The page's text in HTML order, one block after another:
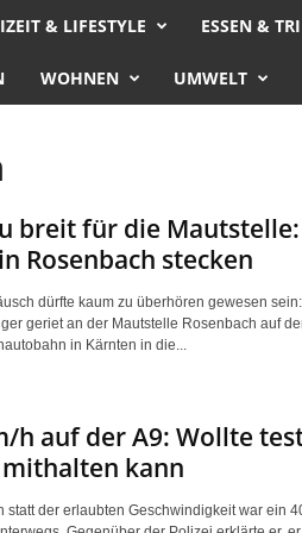
& LIFESTYLE ESSEN &
WOHNEN UMWELT
breit für die Mautstelle:
Rosenbach stecken
dürfte kaum zu überhören gewesen
geriet an der Mautstelle Rosenbach auf
in Kärnten in die...
h auf der A9: Wollte
mithalten kann
statt der erlaubten Geschwindigkeit war ein